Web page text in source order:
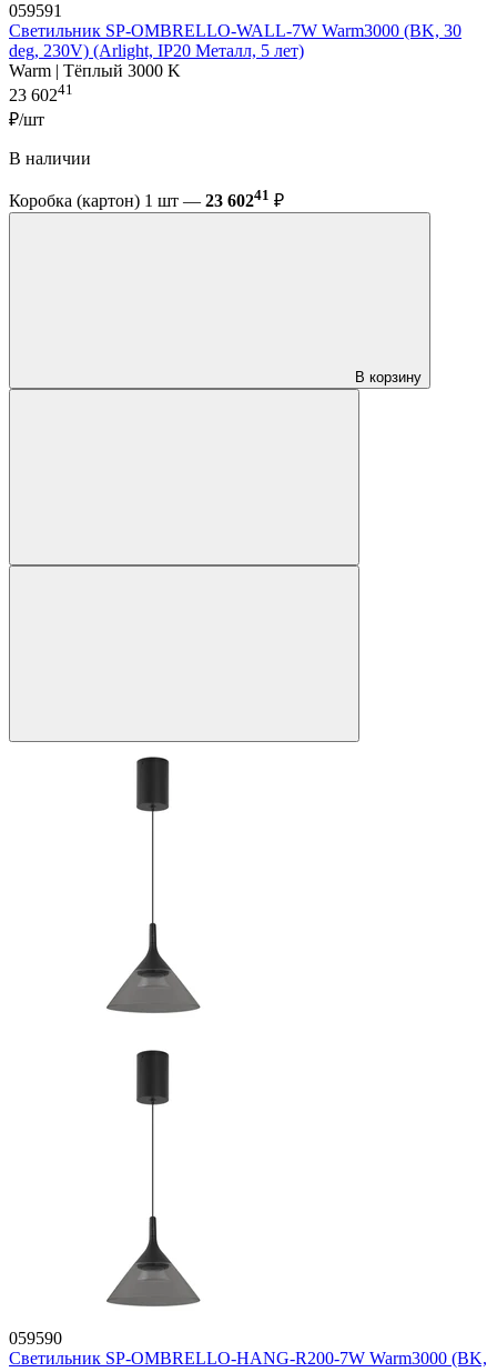
059591
Светильник SP-OMBRELLO-WALL-7W Warm3000 (BK, 30
deg, 230V) (Arlight, IP20 Металл, 5 лет)
Warm | Тёплый 3000 K
23 60241
₽/шт
В наличии
Коробка (картон) 1 шт — 23 60241 ₽
В корзину
059590
Светильник SP-OMBRELLO-HANG-R200-7W Warm3000 (BK,